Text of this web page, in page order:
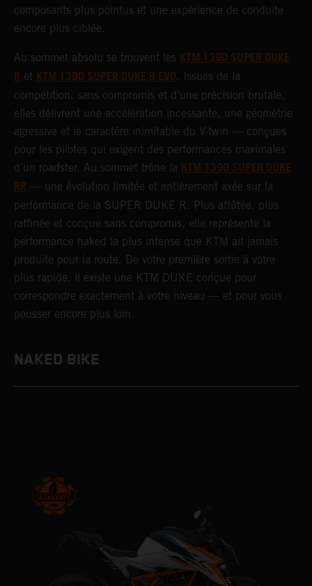
composants plus pointus et une expérience de conduite
encore plus ciblée.
Au sommet absolu se trouvent les KTM 1390 SUPER DUKE
R et KTM 1390 SUPER DUKE R EVO. Issues de la
compétition, sans compromis et d’une précision brutale,
elles délivrent une accélération incessante, une géométrie
agressive et le caractère inimitable du V-twin — conçues
pour les pilotes qui exigent des performances maximales
d’un roadster. Au sommet trône la KTM 1390 SUPER DUKE
RR — une évolution limitée et entièrement axée sur la
performance de la SUPER DUKE R. Plus affûtée, plus
raffinée et conçue sans compromis, elle représente la
performance naked la plus intense que KTM ait jamais
produite pour la route. De votre première sortie à votre
plus rapide, il existe une KTM DUKE conçue pour
correspondre exactement à votre niveau — et pour vous
pousser encore plus loin.
NAKED BIKE